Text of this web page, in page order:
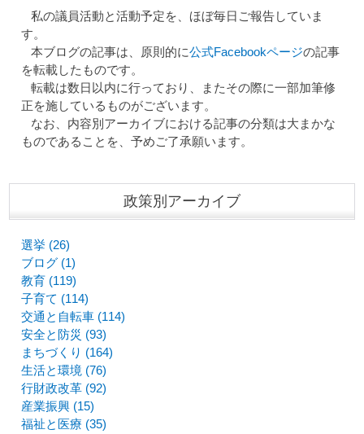
私の議員活動と活動予定を、ほぼ毎日ご報告していま
す。
本ブログの記事は、原則的に公式Facebookページの記事
を転載したものです。
転載は数日以内に行っており、またその際に一部加筆修
正を施しているものがございます。
なお、内容別アーカイブにおける記事の分類は大まかな
ものであることを、予めご了承願います。
政策別アーカイブ
選挙 (26)
ブログ (1)
教育 (119)
子育て (114)
交通と自転車 (114)
安全と防災 (93)
まちづくり (164)
生活と環境 (76)
行財政改革 (92)
産業振興 (15)
福祉と医療 (35)